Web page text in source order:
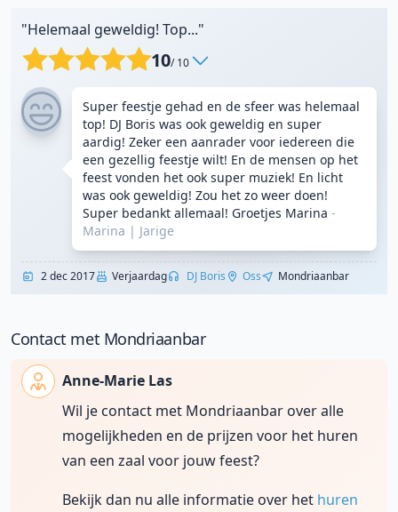
"Helemaal geweldig! Top..."
10/ 10
Super feestje gehad en de sfeer was helemaal
top! DJ Boris was ook geweldig en super
aardig! Zeker een aanrader voor iedereen die
een gezellig feestje wilt! En de mensen op het
feest vonden het ook super muziek! En licht
was ook geweldig! Zou het zo weer doen!
Super bedankt allemaal! Groetjes Marina -
Marina | Jarige
2 dec 2017 Verjaardag DJ Boris Oss Mondriaanbar
Contact met Mondriaanbar
Anne-Marie Las
Wil je contact met Mondriaanbar over alle
mogelijkheden en de prijzen voor het huren
van een zaal voor jouw feest?
Bekijk dan nu alle informatie over het huren